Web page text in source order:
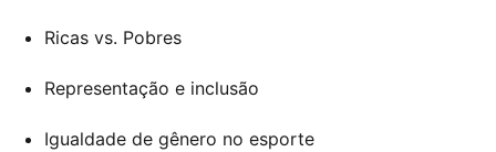
Ricas vs. Pobres
Representação e inclusão
Igualdade de gênero no esporte